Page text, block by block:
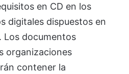
en CD en los
digitales dispuestos en
Los documentos
organizaciones
contener la